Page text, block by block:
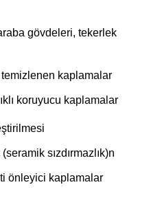
gövdeleri, tekerlek
temizlenen kaplamalar
koruyucu kaplamalar
sızdırmazlık)n
önleyici kaplamalar